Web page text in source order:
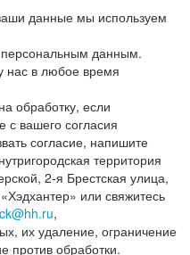
данные мы используем
данным.
нас в любое время
обработку, если
вашего согласия
согласие, напишите
территория
2-я Брестская улица,
или свяжитесь
,
их удаление, ограничение
против обработки.